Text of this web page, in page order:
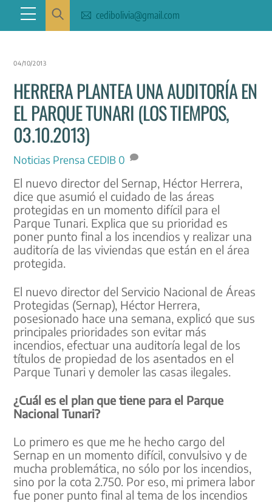
content
Menu cedibolivia@gmail.com
04/10/2013
HERRERA PLANTEA UNA AUDITORÍA EN
EL PARQUE TUNARI (LOS TIEMPOS,
03.10.2013)
Noticias Prensa CEDIB 0
El nuevo director del Sernap, Héctor Herrera,
dice que asumió el cuidado de las áreas
protegidas en un momento difícil para el
Parque Tunari. Explica que su prioridad es
poner punto final a los incendios y realizar una
auditoría de las viviendas que están en el área
protegida.
El nuevo director del Servicio Nacional de Áreas
Protegidas (Sernap), Héctor Herrera,
posesionado hace una semana, explicó que sus
principales prioridades son evitar más
incendios, efectuar una auditoría legal de los
títulos de propiedad de los asentados en el
Parque Tunari y demoler las casas ilegales.
¿Cuál es el plan que tiene para el Parque
Nacional Tunari?
Lo primero es que me he hecho cargo del
Sernap en un momento difícil, convulsivo y de
mucha problemática, no sólo por los incendios,
sino por la cota 2.750. Por eso, mi primera labor
fue poner punto final al tema de los incendios